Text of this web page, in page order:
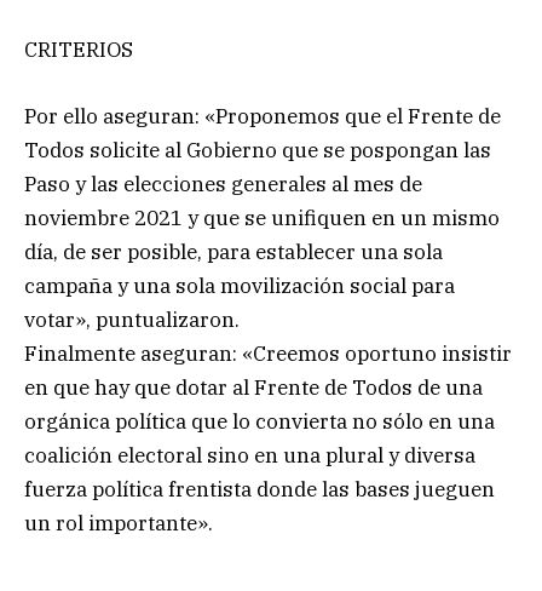
CRITERIOS
Por ello aseguran: «Proponemos que el Frente de
Todos solicite al Gobierno que se pospongan las
Paso y las elecciones generales al mes de
noviembre 2021 y que se unifiquen en un mismo
día, de ser posible, para establecer una sola
campaña y una sola movilización social para
votar», puntualizaron.
Finalmente aseguran: «Creemos oportuno insistir
en que hay que dotar al Frente de Todos de una
orgánica política que lo convierta no sólo en una
coalición electoral sino en una plural y diversa
fuerza política frentista donde las bases jueguen
un rol importante».